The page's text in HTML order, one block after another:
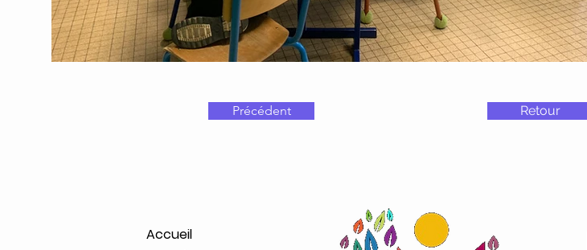
Précédent Retour
Accueil